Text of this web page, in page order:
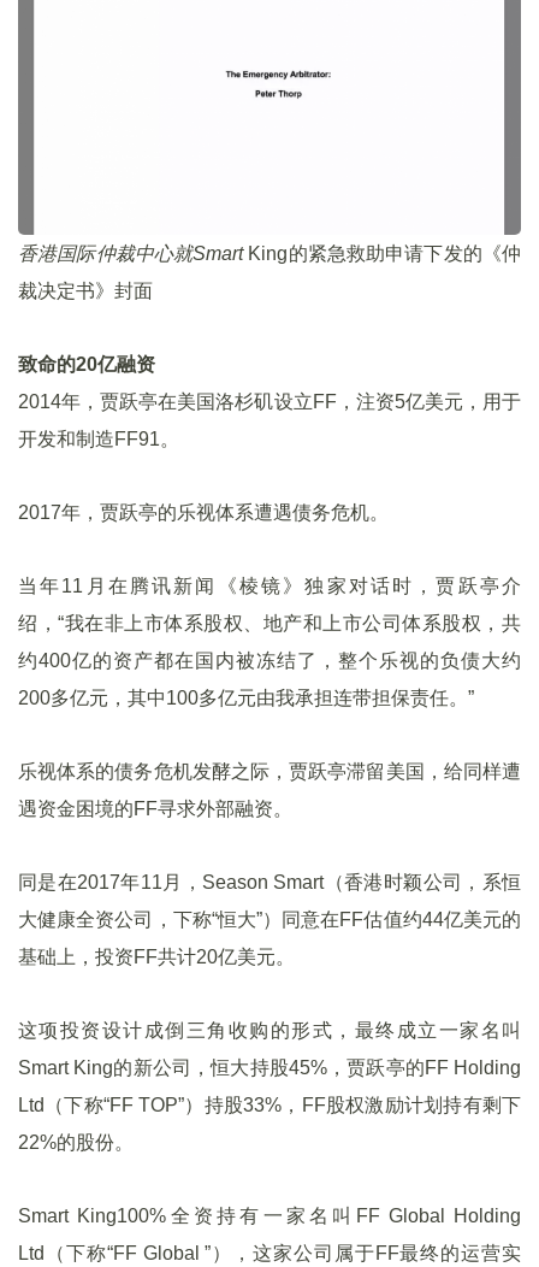
香港国际仲裁中心就SmartKing的紧急救助申请下发的《仲
裁决定书》封面
致命的20亿融资
2014年，贾跃亭在美国洛杉矶设立FF，注资5亿美元，用于
开发和制造FF91。
2017年，贾跃亭的乐视体系遭遇债务危机。
当年11月在腾讯新闻《棱镜》独家对话时，贾跃亭介
绍，“我在非上市体系股权、地产和上市公司体系股权，共
约400亿的资产都在国内被冻结了，整个乐视的负债大约
200多亿元，其中100多亿元由我承担连带担保责任。”
乐视体系的债务危机发酵之际，贾跃亭滞留美国，给同样遭
遇资金困境的FF寻求外部融资。
同是在2017年11月，Season Smart（香港时颖公司，系恒
大健康全资公司，下称“恒大”）同意在FF估值约44亿美元的
基础上，投资FF共计20亿美元。
这项投资设计成倒三角收购的形式，最终成立一家名叫
Smart King的新公司，恒大持股45%，贾跃亭的FF Holding
Ltd（下称“FF TOP”）持股33%，FF股权激励计划持有剩下
22%的股份。
Smart King100%全资持有一家名叫FF Global Holding
Ltd（下称“FF Global ”），这家公司属于FF最终的运营实